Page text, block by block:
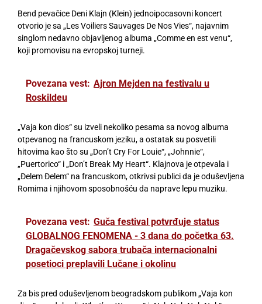
Bend pevačice Deni Klajn (Klein) jednoipocasovni koncert
otvorio je sa „Les Voiliers Sauvages De Nos Vies“, najavnim
singlom nedavno objavljenog albuma „Comme en est venu“,
koji promovisu na evropskoj turneji.
Povezana vest: Ajron Mejden na festivalu u
Roskildeu
„Vaja kon dios“ su izveli nekoliko pesama sa novog albuma
otpevanog na francuskom jeziku, a ostatak su posvetili
hitovima kao što su „Don’t Cry For Louie“, „Johnnie“,
„Puertorico“ i „Don’t Break My Heart“. Klajnova je otpevala i
„Đelem Đelem“ na francuskom, otkrivsi publici da je oduševljena
Romima i njihovom sposobnošću da naprave lepu muziku.
Povezana vest: Guča festival potvrđuje status
GLOBALNOG FENOMENA - 3 dana do početka 63.
Dragačevskog sabora trubača internacionalni
posetioci preplavili Lučane i okolinu
Za bis pred oduševljenom beogradskom publikom „Vaja kon